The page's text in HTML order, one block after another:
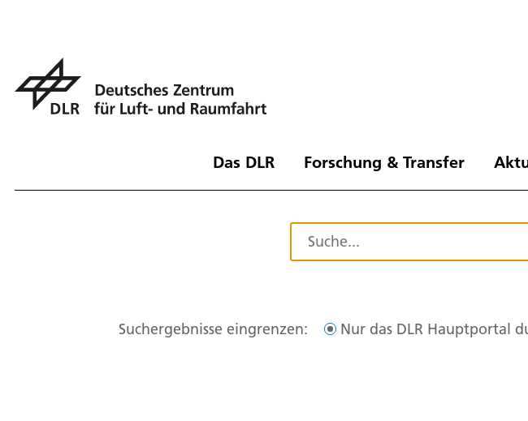
Das DLR Forschung & Transfer
Suchergebnisse eingrenzen: Nur das DLR Hauptportal